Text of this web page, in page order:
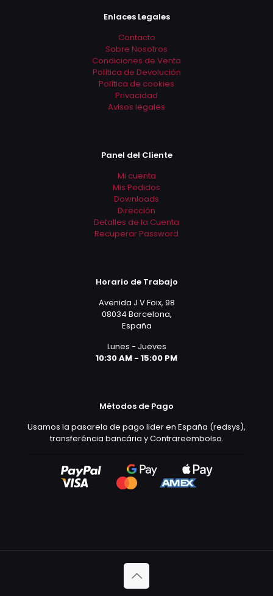
Enlaces Legales
Contacto
Sobre Nosotros
Condiciones de Venta
Política de Devolución
Política de cookies
Privacidad
Avisos legales
Panel del Cliente
Mi cuenta
Mis Pedidos
Downloads
Dirección
Detalles de la Cuenta
Recuperar Password
Horario de Trabajo
Avenida J V Foix, 98
08034 Barcelona,
España
Lunes - Jueves
10:30 AM - 15:00 PM
Métodos de Pago
Usamos la pasarela de pago lider en España (redsys),
transferéncia bancária y Contrareembolso.